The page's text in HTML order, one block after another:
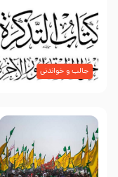
جالب و خواندنی